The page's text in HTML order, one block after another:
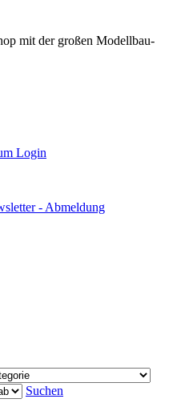
mit der großen Modellbau-
Login
- Abmeldung
Suchen